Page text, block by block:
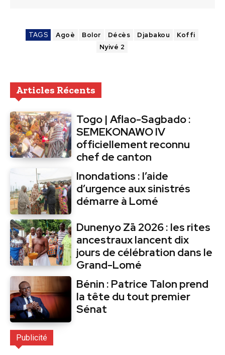
TAGS Agoè Bolor Décès Djabakou
Koffi
Nyivé 2
Articles Récents
Togo | Aflao-Sagbado :
SEMEKONAWO IV
officiellement reconnu
chef de canton
Inondations : l’aide
d’urgence aux sinistrés
démarre à Lomé
Dunenyo Zā 2026 : les rites
ancestraux lancent dix
jours de célébration dans le
Grand-Lomé
Bénin : Patrice Talon prend
la tête du tout premier
Sénat
Publicité